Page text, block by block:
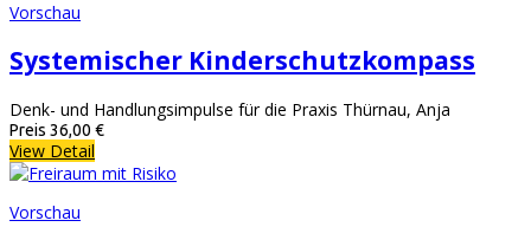
Vorschau
Systemischer Kinderschutzkompass
Denk- und Handlungsimpulse für die Praxis Thürnau, Anja
Preis 36,00 €
View Detail
Vorschau